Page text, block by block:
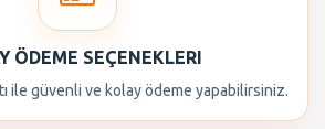
ÖDEME SEÇENEKLERI
ile güvenli ve kolay ödeme yapabilirsiniz.